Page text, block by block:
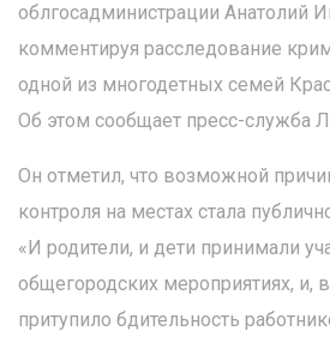
облгосадминистрации Анатолий
комментируя расследование
одной из многодетных семей
Об этом сообщает пресс-служба
Он отметил, что возможной
контроля на местах стала
«И родители, и дети принимали
общегородских мероприятиях, и,
притупило бдительность